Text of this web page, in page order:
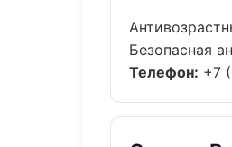
Безопасная
Телефон: +7